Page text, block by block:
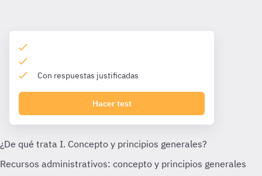
Con respuestas justificadas
Hacer test